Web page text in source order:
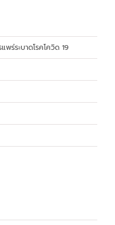
พร่ระบาดโรคโควิด 19